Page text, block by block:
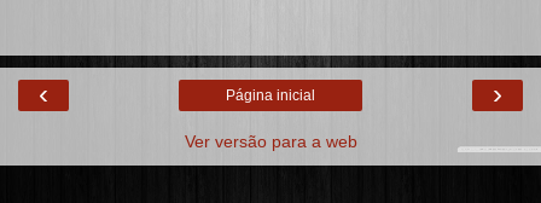
‹ ›
Página inicial
Ver versão para a web